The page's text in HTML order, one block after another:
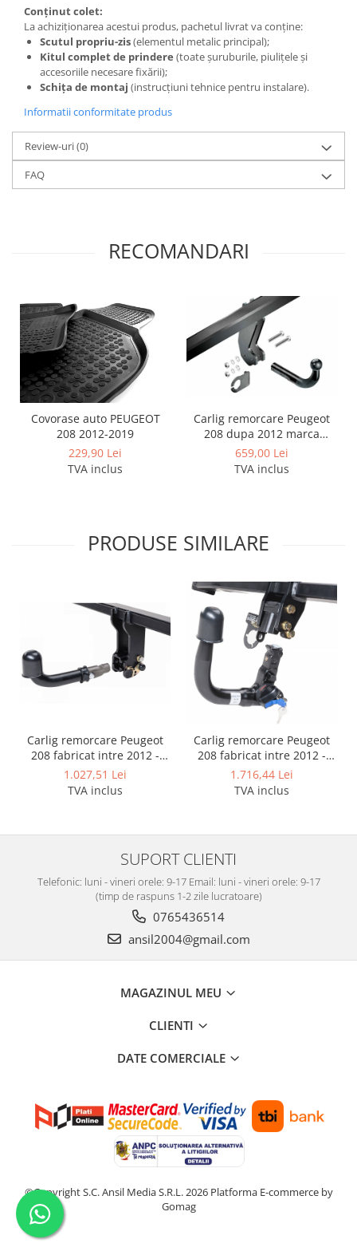
Carlige Tesla
Carlige Toyota
Carlige Volkswagen
Carlige Volvo
Carlige Xpeng
Carlige Xpeng G6
Carlige Xpeng G9
Covorase si tavite
Covorase auto Audi
Covorase auto Citroen
Covorase auto Dacia
Covorase auto Fiat
Covorase auto Ford
Covorase auto Honda
Covorase auto Hyundai
Covorase auto Isuzu
Covorase auto Iveco
Covorase auto Jeep
Covorase auto Lexus
Covorase auto Mini
Covorase auto Mitsubishi
Covorase auto Opel
Covorase auto Peugeot
Covorase auto Saab
Covorase auto Skoda
Covorase auto Vw
Cutii portbagaj pt. bare
Generatoare curent portabile
Genti schi si snowboard
Grilaje portbagaj auto
Instalatii electrice
Instalatii simple
Conținut colet:
La achiziționarea acestui produs, pachetul livrat va conține:
Scutul propriu-zis(elementul metalic principal);
Kitul complet de prindere (toate șuruburile, piulițele și
accesoriile necesare fixării);
Schița de montaj (instrucțiuni tehnice pentru instalare).
Informatii conformitate produs
Review-uri(0)
FAQ
RECOMANDARI
Covorase auto PEUGEOT
208 2012-2019
229,90 Lei
TVA inclus
Carlig remorcare Peugeot
208 dupa 2012 marca
Imiola
659,00 Lei
TVA inclus
PRODUSE SIMILARE
Carlig remorcare Peugeot
208 fabricat intre 2012 -
2019 demontabil automat
cu maneta marca Autohak
1.027,51 Lei
TVA inclus
Carlig remorcare Peugeot
208 fabricat intre 2012 -
2019 demontabil automat
vertical marca Autohak
1.716,44 Lei
TVA inclus
SUPORT CLIENTI
Telefonic: luni - vineri orele: 9-17 Email: luni - vineri orele: 9-17
(timp de raspuns 1-2 zile lucratoare)
0765436514
ansil2004@gmail.com
MAGAZINUL MEU
CLIENTI
DATE COMERCIALE
©Copyright S.C. Ansil Media S.R.L. 2026 Platforma E-commerce by
Gomag